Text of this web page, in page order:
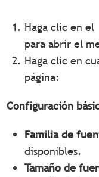
Haga clic en el
para abrir el
Haga clic en
página:
Configuración
Familia de
disponibles.
Tamaño de